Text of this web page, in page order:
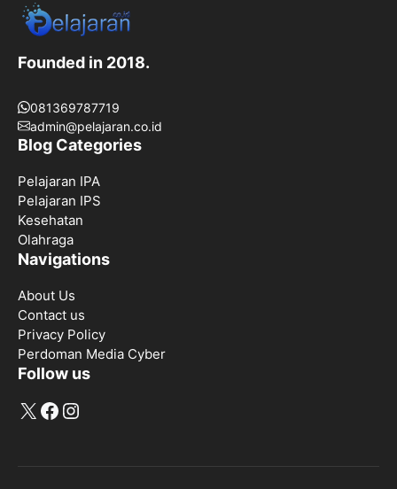
Founded in 2018.
081369787719
admin@pelajaran.co.id
Blog Categories
Pelajaran IPA
Pelajaran IPS
Kesehatan
Olahraga
Navigations
About Us
Contact us
Privacy Policy
Perdoman Media Cyber
Follow us
X Facebook
Instagram